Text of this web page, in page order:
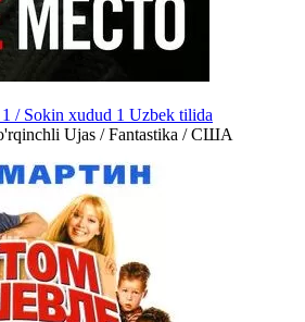
/ Sokin xudud 1 Uzbek tilida
Ujas / Fantastika / США